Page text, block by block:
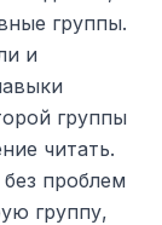
группы.
и
группы
читать.
проблем
группу,